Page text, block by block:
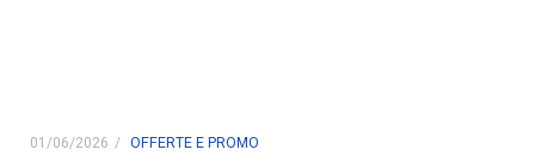
01/06/2026 OFFERTE E PROMO